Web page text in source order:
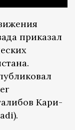
приказал
Кари-